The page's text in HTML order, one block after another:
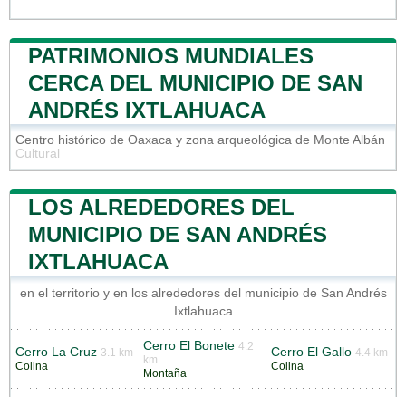
PATRIMONIOS MUNDIALES
CERCA DEL MUNICIPIO DE SAN
ANDRÉS IXTLAHUACA
Centro histórico de Oaxaca y zona arqueológica de Monte Albán
Cultural
LOS ALREDEDORES DEL
MUNICIPIO DE SAN ANDRÉS
IXTLAHUACA
en el territorio y en los alrededores del municipio de San Andrés
Ixtlahuaca
Cerro La Cruz 3.1 km
Colina
Cerro El Bonete 4.2
km
Montaña
Cerro El Gallo 4.4 km
Colina